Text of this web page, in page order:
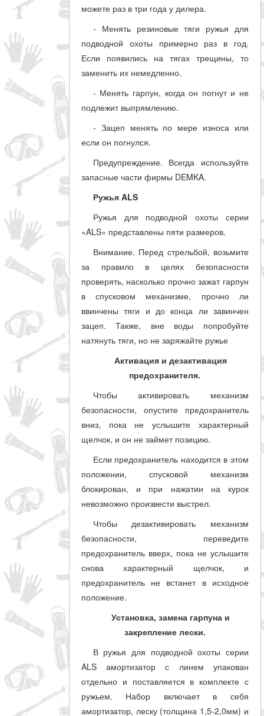
можете раз в три года у дилера.
- Менять резиновые тяги ружья для
подводной охоты примерно раз в год.
Если появились на тягах трещины, то
заменить их немедленно.
- Менять гарпун, когда он погнут и не
подлежит выпрямлению.
- Зацеп менять по мере износа или
если он погнулся.
Предупреждение. Всегда используйте
запасные части фирмы DEMKA.
Ружья ALS
Ружья для подводной охоты серии
«ALS» представлены пяти размеров.
Внимание. Перед стрельбой, возьмите
за правило в целях безопасности
проверять, насколько прочно зажат гарпун
в спусковом механизме, прочно ли
ввинчены тяги и до конца ли завинчен
зацеп. Также, вне воды попробуйте
натянуть тяги, но не заряжайте ружье
Активация и дезактивация
предохранителя.
Чтобы активировать механизм
безопасности, опустите предохранитель
вниз, пока не услышите характерный
щелчок, и он не займет позицию.
Если предохранитель находится в этом
положении, спусковой механизм
блокирован, и при нажатии на курок
невозможно произвести выстрел.
Чтобы дезактивировать механизм
безопасности, переведите
предохранитель вверх, пока не услышите
снова характерный щелчок, и
предохранитель не встанет в исходное
положение.
Установка, замена гарпуна и
закрепление лески.
В ружья для подводной охоты серии
ALS амортизатор с линем упакован
отдельно и поставляется в комплекте с
ружьем. Набор включает в себя
амортизатор, леску (толщина 1,5-2,0мм) и